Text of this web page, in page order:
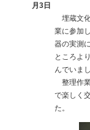
月3日
埋蔵文
業に参加
器の実測
ところよ
んでいまし
整理作
で楽しく
た。